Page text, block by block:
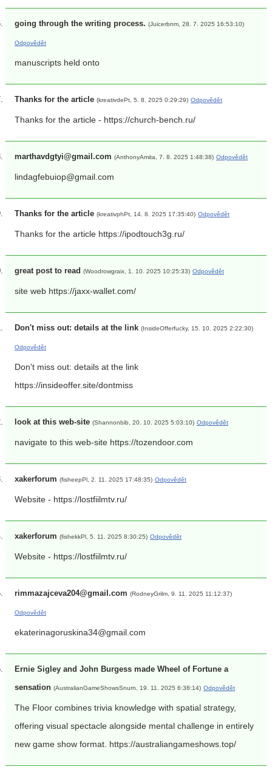
going through the writing process. (Juicerbnm, 28. 7. 2025 16:53:10)
Odpovědět
manuscripts held onto
Thanks for the article (kreativdePt, 5. 8. 2025 0:29:29) Odpovědět
Thanks for the article - https://church-bench.ru/
marthavdgtyi@gmail.com (AnthonyAmita, 7. 8. 2025 1:48:38) Odpovědět
lindagfebuiop@gmail.com
Thanks for the article (kreativphPt, 14. 8. 2025 17:35:40) Odpovědět
Thanks for the article https://ipodtouch3g.ru/
great post to read (Woodrowgraix, 1. 10. 2025 10:25:33) Odpovědět
site web https://jaxx-wallet.com/
Don't miss out: details at the link (InsideOfferfucky, 15. 10. 2025 2:22:30)
Odpovědět
Don't miss out: details at the link
https://insideoffer.site/dontmiss
look at this web-site (Shannonbib, 20. 10. 2025 5:03:10) Odpovědět
navigate to this web-site https://tozendoor.com
xakerforum (fisheepPl, 2. 11. 2025 17:48:35) Odpovědět
Website - https://lostfiilmtv.ru/
xakerforum (fishekkPl, 5. 11. 2025 8:30:25) Odpovědět
Website - https://lostfiilmtv.ru/
rimmazajceva204@gmail.com (RodneyGrilm, 9. 11. 2025 11:12:37)
Odpovědět
ekaterinagoruskina34@gmail.com
Ernie Sigley and John Burgess made Wheel of Fortune a
sensation (AustralianGameShowsSnurn, 19. 11. 2025 6:38:14) Odpovědět
The Floor combines trivia knowledge with spatial strategy,
offering visual spectacle alongside mental challenge in entirely
new game show format. https://australiangameshows.top/